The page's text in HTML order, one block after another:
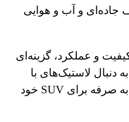
جاده‌ای و آب و هوایی
و عملکرد، گزینه‌ای
لاستیک‌های با
عملکرد خوب و قیمت مقرون به صرفه برای SUV خود